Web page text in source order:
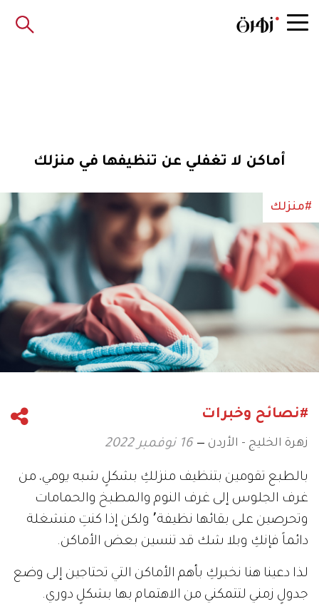
أماكن لا تغفلي عن تنظيفها في منزلك
#منزلك
#نصائح وخبرات
زهرة الخليج - الأردن 16 نوفمبر 2022
بالطبع تقومين بتنظيف منزلكِ بشكلٍ شبه يومي، من
غرف الجلوس إلى غرف النوم والمطبخ والحمامات
وتحرصين على بقائها نظيفة٬ ولكن إذا كنتِ منشغلة
دائماً فإنكِ وبلا شك قد تنسين بعض الأماكن.
لذا دعينا هنا نخبركِ بأهم الأماكن التي تحتاجين إلى وضع
جدولٍ زمني لتتمكني من الاهتمام بها بشكلٍ دوري.